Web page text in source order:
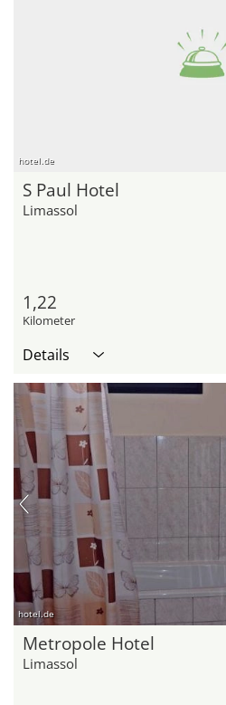
hotel.de
S Paul Hotel
Limassol
1,22
Kilometer
Details
hotel.de
Metropole Hotel
Limassol